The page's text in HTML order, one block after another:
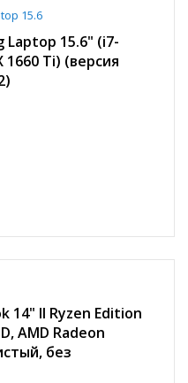
Laptop 15.6" (i7-
1660 Ti) (версия
14" II Ryzen Edition
AMD Radeon
без